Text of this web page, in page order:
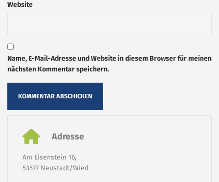
Website
Name, E-Mail-Adresse und Website in diesem Browser für meinen
nächsten Kommentar speichern.
Adresse
Am Eisenstein 16,
53577 Neustadt/Wied